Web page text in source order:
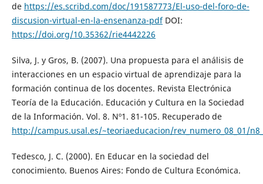
de https://es.scribd.com/doc/191587773/El-uso-del-foro-de-
discusion-virtual-en-la-ensenanza-pdfDOI:
https://doi.org/10.35362/rie4442226
Silva, J. y Gros, B. (2007). Una propuesta para el análisis de
interacciones en un espacio virtual de aprendizaje para la
formación continua de los docentes. Revista Electrónica
Teoría de la Educación. Educación y Cultura en la Sociedad
de la Información. Vol. 8. Nº1. 81-105. Recuperado de
http://campus.usal.es/~teoriaeducacion/rev_numero_08_01/
Tedesco, J. C. (2000). En Educar en la sociedad del
conocimiento. Buenos Aires: Fondo de Cultura Económica.